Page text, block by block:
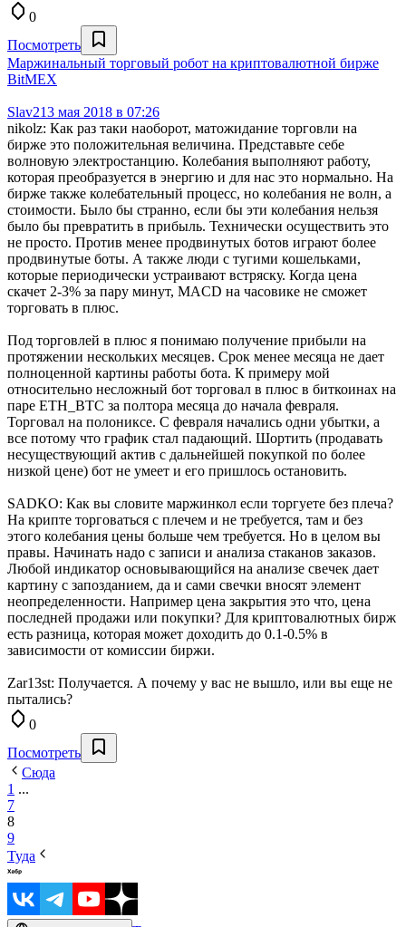
0
Посмотреть
Маржинальный торговый робот на криптовалютной бирже
BitMEX
Slav213 мая 2018 в 07:26
nikolz: Как раз таки наоборот, матожидание торговли на
бирже это положительная величина. Представьте себе
волновую электростанцию. Колебания выполняют работу,
которая преобразуется в энергию и для нас это нормально. На
бирже также колебательный процесс, но колебания не волн, а
стоимости. Было бы странно, если бы эти колебания нельзя
было бы превратить в прибыль. Технически осуществить это
не просто. Против менее продвинутых ботов играют более
продвинутые боты. А также люди с тугими кошельками,
которые периодически устраивают встряску. Когда цена
скачет 2-3% за пару минут, MACD на часовике не сможет
торговать в плюс.
Под торговлей в плюс я понимаю получение прибыли на
протяжении нескольких месяцев. Срок менее месяца не дает
полноценной картины работы бота. К примеру мой
относительно несложный бот торговал в плюс в биткоинах на
паре ETH_BTC за полтора месяца до начала февраля.
Торговал на полониксе. С февраля начались одни убытки, а
все потому что график стал падающий. Шортить (продавать
несуществующий актив с дальнейшей покупкой по более
низкой цене) бот не умеет и его пришлось остановить.
SADKO: Как вы словите маржинкол если торгуете без плеча?
На крипте торговаться с плечем и не требуется, там и без
этого колебания цены больше чем требуется. Но в целом вы
правы. Начинать надо с записи и анализа стаканов заказов.
Любой индикатор основывающийся на анализе свечек дает
картину с запозданием, да и сами свечки вносят элемент
неопределенности. Например цена закрытия это что, цена
последней продажи или покупки? Для криптовалютных бирж
есть разница, которая может доходить до 0.1-0.5% в
зависимости от комиссии биржи.
Zar13st: Получается. А почему у вас не вышло, или вы еще не
пытались?
0
Посмотреть
Сюда
1 ...
7
8
9
Туда